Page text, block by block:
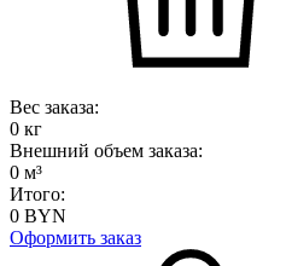
Вес заказа:
0 кг
Внешний объем заказа:
0 м³
Итого:
0 BYN
Оформить заказ